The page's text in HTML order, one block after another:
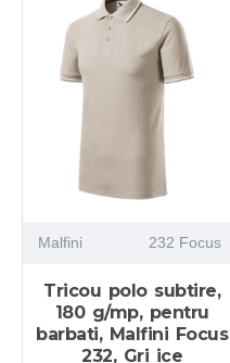
Malfini 232 Focus
Tricou polo subtire,
180 g/mp, pentru
barbati, Malfini Focus
232, Gri ice